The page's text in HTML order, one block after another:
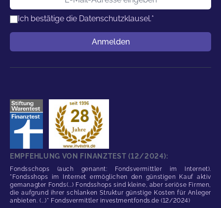
Ich bestätige die Datenschutzklausel.*
Anmelden
EMPFEHLUNG VON FINANZTEST (12/2024):
Fondsschops (auch genannt: Fondsvermittler im Internet).
"Fondsshops im Internet ermöglichen den günstigen Kauf aktiv
gemanagter Fonds(...) Fondsshops sind kleine, aber seriöse Firmen,
die aufgrund ihrer schlanken Struktur günstige Kosten für Anleger
anbieten. (...)" Fondsvermittler investmentfonds.de (12/2024)